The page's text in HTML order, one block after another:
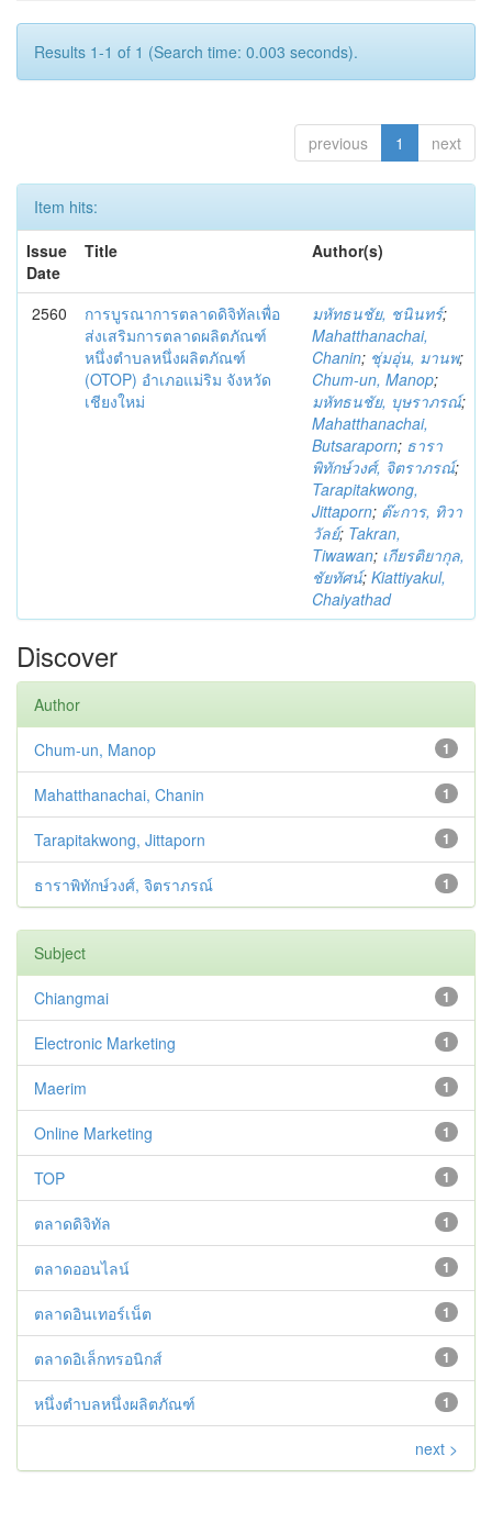
Results 1-1 of 1 (Search time: 0.003 seconds).
previous 1 next
Item hits:
Issue
Date
Title Author(s)
2560
การบูรณาการตลาดดิจิทัลเพื่อ
ส่งเสริมการตลาดผลิตภัณฑ์
หนึ่งตำบลหนึ่งผลิตภัณฑ์
(OTOP) อำเภอแม่ริม จังหวัด
เชียงใหม่
มหัทธนชัย, ชนินทร์;
Mahatthanachai,
Chanin; ชุ่มอุ่น, มานพ;
Chum-un, Manop;
มหัทธนชัย, บุษราภรณ์;
Mahatthanachai,
Butsaraporn; ธารา
พิทักษ์วงศ์, จิตราภรณ์;
Tarapitakwong,
Jittaporn; ต๊ะการ, ทิวา
วัลย์; Takran,
Tiwawan; เกียรติยากุล,
ชัยทัศน์; Kiattiyakul,
Chaiyathad
Discover
Author
1
Chum-un, Manop
1
Mahatthanachai, Chanin
1
Tarapitakwong, Jittaporn
1
ธาราพิทักษ์วงศ์, จิตราภรณ์
Subject
1
Chiangmai
1
Electronic Marketing
1
Maerim
1
Online Marketing
1
TOP
1
ตลาดดิจิทัล
1
ตลาดออนไลน์
1
ตลาดอินเทอร์เน็ต
1
ตลาดอิเล็กทรอนิกส์
1
หนึ่งตำบลหนึ่งผลิตภัณฑ์
next >